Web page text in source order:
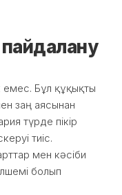
емес. Бұл құқықты
заң аясынан
түрде пікір
тиіс.
мен кәсіби
болып